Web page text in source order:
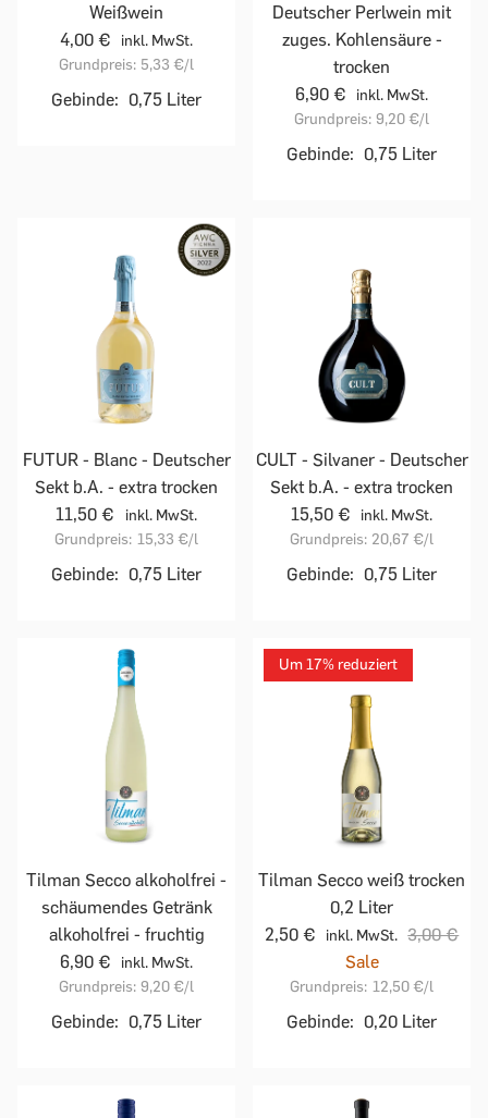
Weißwein
4,00 €
inkl. MwSt.
Grundpreis: 5,33 €/l
Gebinde: 0,75 Liter
Deutscher Perlwein mit
zuges. Kohlensäure -
trocken
6,90 €
inkl. MwSt.
Grundpreis: 9,20 €/l
Gebinde: 0,75 Liter
FUTUR - Blanc - Deutscher
Sekt b.A. - extra trocken
11,50 €
inkl. MwSt.
Grundpreis: 15,33 €/l
Gebinde: 0,75 Liter
CULT - Silvaner - Deutscher
Sekt b.A. - extra trocken
15,50 €
inkl. MwSt.
Grundpreis: 20,67 €/l
Gebinde: 0,75 Liter
Tilman Secco alkoholfrei -
schäumendes Getränk
alkoholfrei - fruchtig
6,90 €
inkl. MwSt.
Grundpreis: 9,20 €/l
Gebinde: 0,75 Liter
Um 17% reduziert
Tilman Secco weiß trocken
0,2 Liter
2,50 €
inkl. MwSt. 3,00 €
Sale
Grundpreis: 12,50 €/l
Gebinde: 0,20 Liter